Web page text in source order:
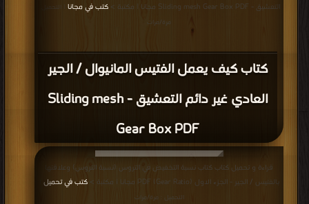
كتاب كيف يعمل الفتيس المانيوال / الجير
العادي غير دائم التعشيق - Sliding mesh
Gear Box PDF
التعشيق - Sliding mesh Gear Box PDF مجانا | مكتبة >
كتب في مجانا | التحميل :
مرة/مرات
قراءة و تحميل كتاب كتاب نسبة التخفيض في التروس (نسبة التروس) وعلاقتها
بالفتيس / الجير - الجزء الاول (Gear Ratio) PDF مجانا | مكتبة >
كتب في تحميل
التحميل : مرة/مرات